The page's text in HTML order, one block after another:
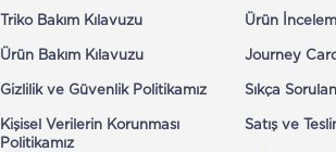
Triko Bakım Kılavuzu
Ürün Bakım Kılavuzu
Gizlilik ve Güvenlik Politikamız
Kişisel Verilerin Korunması
Politikamız
Ürün
Journey
Sıkça
Satış ve